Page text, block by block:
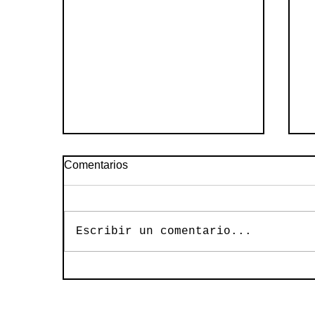
información y de los datos
Comentarios
Escribir un comentario...